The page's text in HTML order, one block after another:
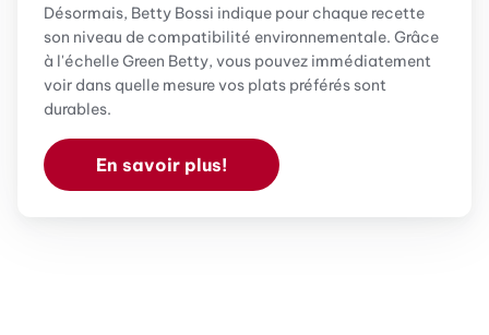
Désormais, Betty Bossi indique pour chaque recette
son niveau de compatibilité environnementale. Grâce
à l'échelle Green Betty, vous pouvez immédiatement
voir dans quelle mesure vos plats préférés sont
durables.
En savoir plus!